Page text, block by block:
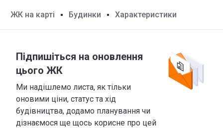
ЖК на карті Будинки Характеристики
Підпишіться на оновлення
цього ЖК
Ми надішлемо листа, як тільки
оновими ціни, статус та хід
будівництва, додамо планування чи
дізнаємося ще щось корисне про цей